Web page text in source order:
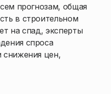
прогнозам, общая
в строительном
на спад, эксперты
спроса
снижения цен,